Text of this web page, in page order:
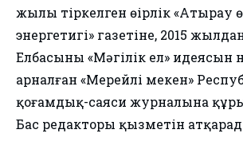
жылы тіркелген өңірлік «Атырау
энергетигі» газетіне, 2015
Елбасының «Мәңгілік ел» идеясын
арналған «Мерейлі мекен»
қоғамдық-саяси журналына
Бас редакторы қызметін